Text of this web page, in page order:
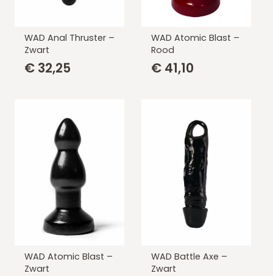
WAD Anal Thruster –
Zwart
€ 32,25
WAD Atomic Blast –
Rood
€ 41,10
WAD Atomic Blast –
Zwart
WAD Battle Axe –
Zwart